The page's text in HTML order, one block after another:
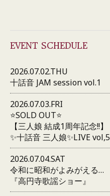
EVENT SCHEDULE
2026.07.02.THU
十話音 JAM session vol.1
2026.07.03.FRI
⭐️SOLD OUT⭐️
【三人娘 結成1周年記念!!】
✨十話音 三人娘✨LIVE vol,5
2026.07.04.SAT
令和に昭和がよみがえる…
『高円寺歌謡ショー』